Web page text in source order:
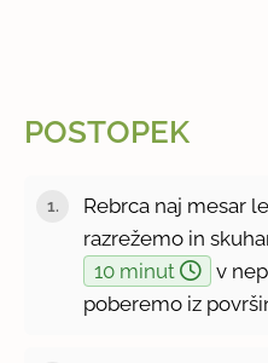
POSTOPEK
Rebrca naj mesar
razrežemo in
10 minut
v
poberemo iz